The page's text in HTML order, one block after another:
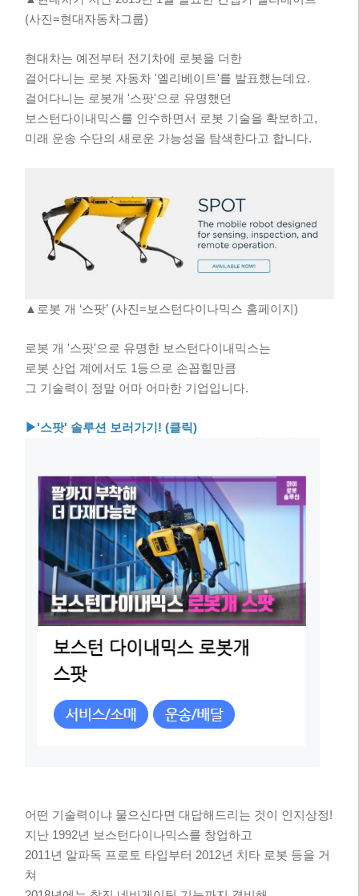
(사진=현대자동차그룹)
현대차는 예전부터 전기차에 로봇을 더한
걸어다니는 로봇 자동차 '엘리베이트'를 발표했는데요.
걸어다니는 로봇개 '스팟'으로 유명했던
보스턴다이내믹스를 인수하면서 로봇 기술을 확보하고,
미래 운송 수단의 새로운 가능성을 탐색한다고 합니다.
▲로봇 개 ‘스팟’ (사진=보스턴다이나믹스 홈페이지)
로봇 개 '스팟'으로 유명한 보스턴다이내믹스는
로봇 산업 계에서도 1등으로 손꼽힐만큼
그 기술력이 정말 어마 어마한 기업입니다.
▶'스팟' 솔루션 보러가기! (클릭)
어떤 기술력이냐 물으신다면 대답해드리는 것이 인지상정!
지난 1992년 보스턴다이나믹스를 창업하고
2011년 알파독 프로토 타입부터 2012년 치타 로봇 등을 거
쳐